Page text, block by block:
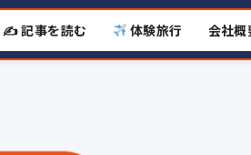
✍️ 記事を読む 体験旅行 会社概